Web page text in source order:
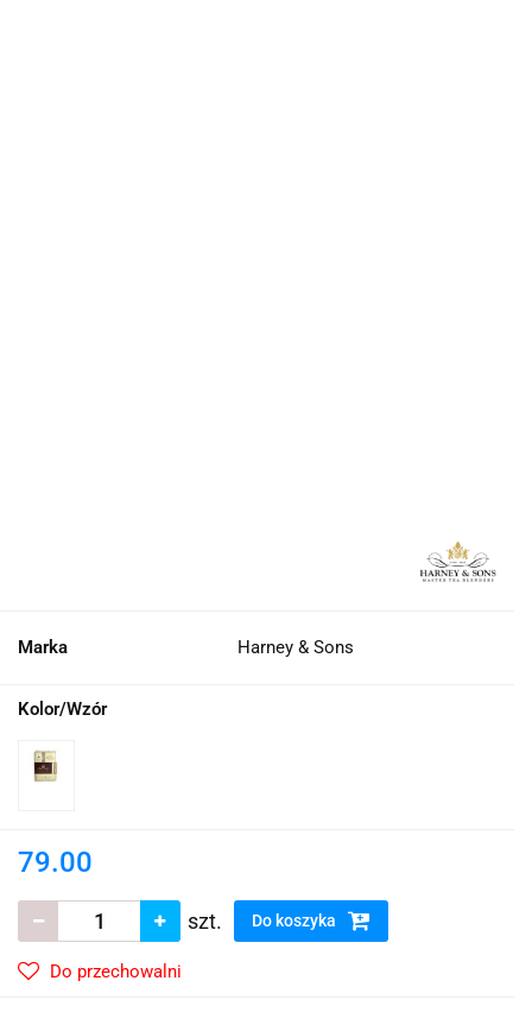
Marka Harney & Sons
Kolor/Wzór
79.00
szt. Do koszyka
Do przechowalni